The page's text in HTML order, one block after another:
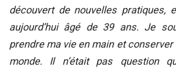
découvert de nouvelles pratiques,
aujourd’hui âgé de 39 ans. Je
prendre ma vie en main et
monde. Il n’était pas question